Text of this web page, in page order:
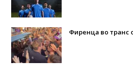
Фиренца во транс